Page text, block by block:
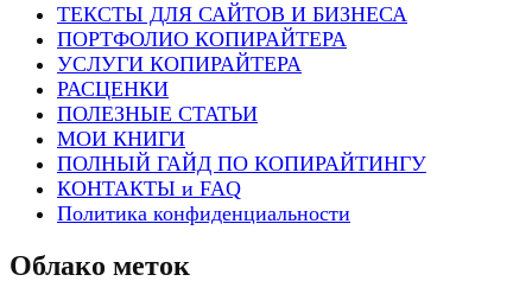
ТЕКСТЫ ДЛЯ САЙТОВ И БИЗНЕСА
ПОРТФОЛИО КОПИРАЙТЕРА
УСЛУГИ КОПИРАЙТЕРА
РАСЦЕНКИ
ПОЛЕЗНЫЕ СТАТЬИ
МОИ КНИГИ
ПОЛНЫЙ ГАЙД ПО КОПИРАЙТИНГУ
КОНТАКТЫ и FAQ
Политика конфиденциальности
Облако меток